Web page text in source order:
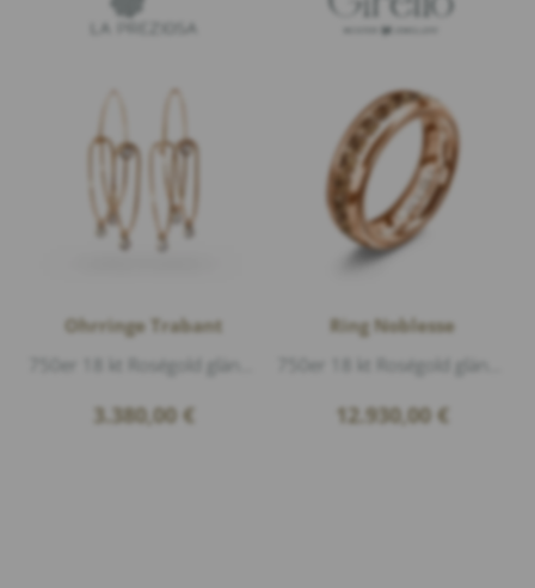
Ohrringe Trabant
3.380,00 €
Ring Noblesse
12.930,00 €